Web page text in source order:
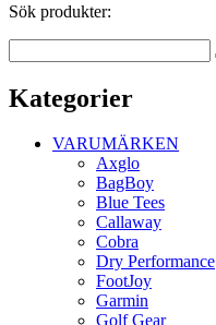
Sök produkter:
Kategorier
VARUMÄRKEN
Axglo
BagBoy
Blue Tees
Callaway
Cobra
Dry Performance
FootJoy
Garmin
Golf Gear